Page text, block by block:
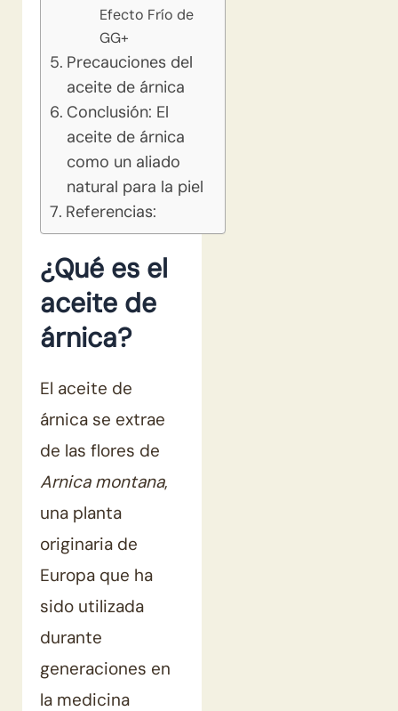
Efecto Frío de
GG+
Precauciones del
aceite de árnica
Conclusión: El
aceite de árnica
como un aliado
natural para la piel
Referencias:
¿Qué es el
aceite de
árnica?
El aceite de
árnica se extrae
de las flores de
Arnica montana,
una planta
originaria de
Europa que ha
sido utilizada
durante
generaciones en
la medicina